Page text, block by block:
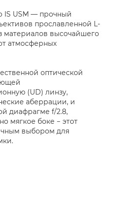
IS USM — прочный
прославленной L-
высочайшего
атмосферных
оптической
(UD) линзу,
аберрации, и
диафрагме f/2.8,
мягкое боке − этот
выбором для